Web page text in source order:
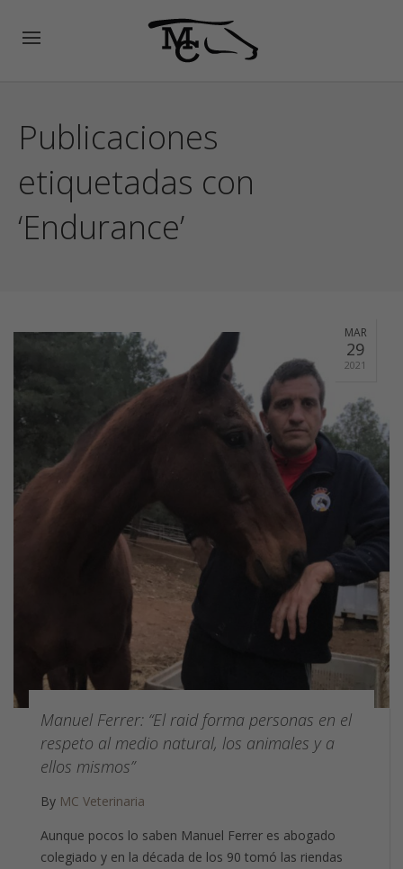
Publicaciones
etiquetadas con
‘Endurance’
MAR
29
2021
Manuel Ferrer: “El raid forma personas en el
respeto al medio natural, los animales y a
ellos mismos”
By MC Veterinaria
Aunque pocos lo saben Manuel Ferrer es abogado
colegiado y en la década de los 90 tomó las riendas